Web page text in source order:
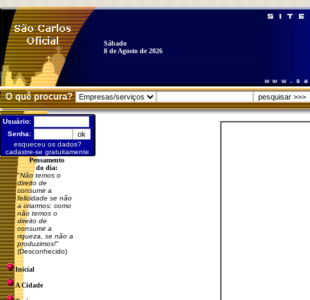
Sábado
8 de Agosto de 2026
O quê procura?
Usuário:
Senha:
esqueceu os dados?
cadastre-se gratuitamente
Pensamento
do dia:
"Não temos o
direito de
consumir a
felicidade se não
a criarmos: como
não temos o
direito de
consumir a
riqueza, se não a
produzimos!"
(Desconhecido)
Inicial
A Cidade